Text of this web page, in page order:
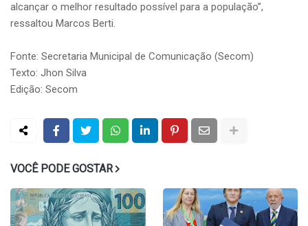
alcançar o melhor resultado possível para a população”,
ressaltou Marcos Berti.
Fonte: Secretaria Municipal de Comunicação (Secom)
Texto: Jhon Silva
Edição: Secom
VOCÊ PODE GOSTAR